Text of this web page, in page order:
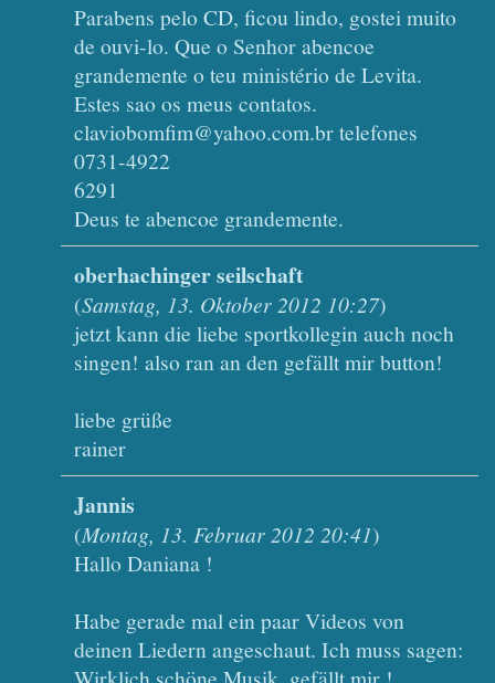
Parabens pelo CD, ficou lindo, gostei muito
de ouvi-lo. Que o Senhor abencoe
grandemente o teu ministério de Levita.
Estes sao os meus contatos.
claviobomfim@yahoo.com.br telefones
0731-4922
6291
Deus te abencoe grandemente.
oberhachinger seilschaft
(Samstag, 13. Oktober 2012 10:27)
jetzt kann die liebe sportkollegin auch noch
singen! also ran an den gefällt mir button!
liebe grüße
rainer
Jannis
(Montag, 13. Februar 2012 20:41)
Hallo Daniana !
Habe gerade mal ein paar Videos von
deinen Liedern angeschaut. Ich muss sagen:
Wirklich schöne Musik, gefällt mir !